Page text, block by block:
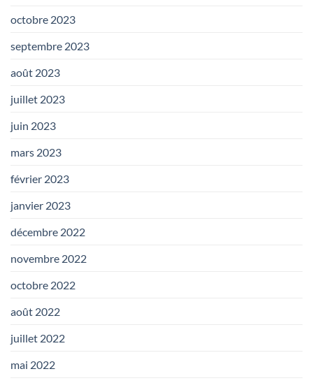
octobre 2023
septembre 2023
août 2023
juillet 2023
juin 2023
mars 2023
février 2023
janvier 2023
décembre 2022
novembre 2022
octobre 2022
août 2022
juillet 2022
mai 2022